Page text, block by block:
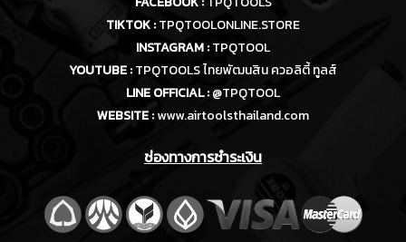
TIKTOK :TPQTOOLONLINE.STORE
INSTAGRAM :TPQTOOL
YOUTUBE :TPQTOOLS ไทยพัฒนสิน ควอลิตี้ ทูลส์
LINE OFFICIAL :@TPQTOOL
WEBSITE :www.airtoolsthailand.com
ช่องทางการชำระเงิน